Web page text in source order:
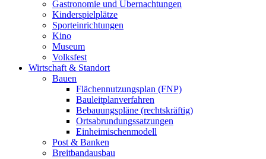
Gastronomie und Übernachtungen
Kinderspielplätze
Sporteinrichtungen
Kino
Museum
Volksfest
Wirtschaft & Standort
Bauen
Flächennutzungsplan (FNP)
Bauleitplanverfahren
Bebauungspläne (rechtskräftig)
Ortsabrundungssatzungen
Einheimischenmodell
Post & Banken
Breitbandausbau